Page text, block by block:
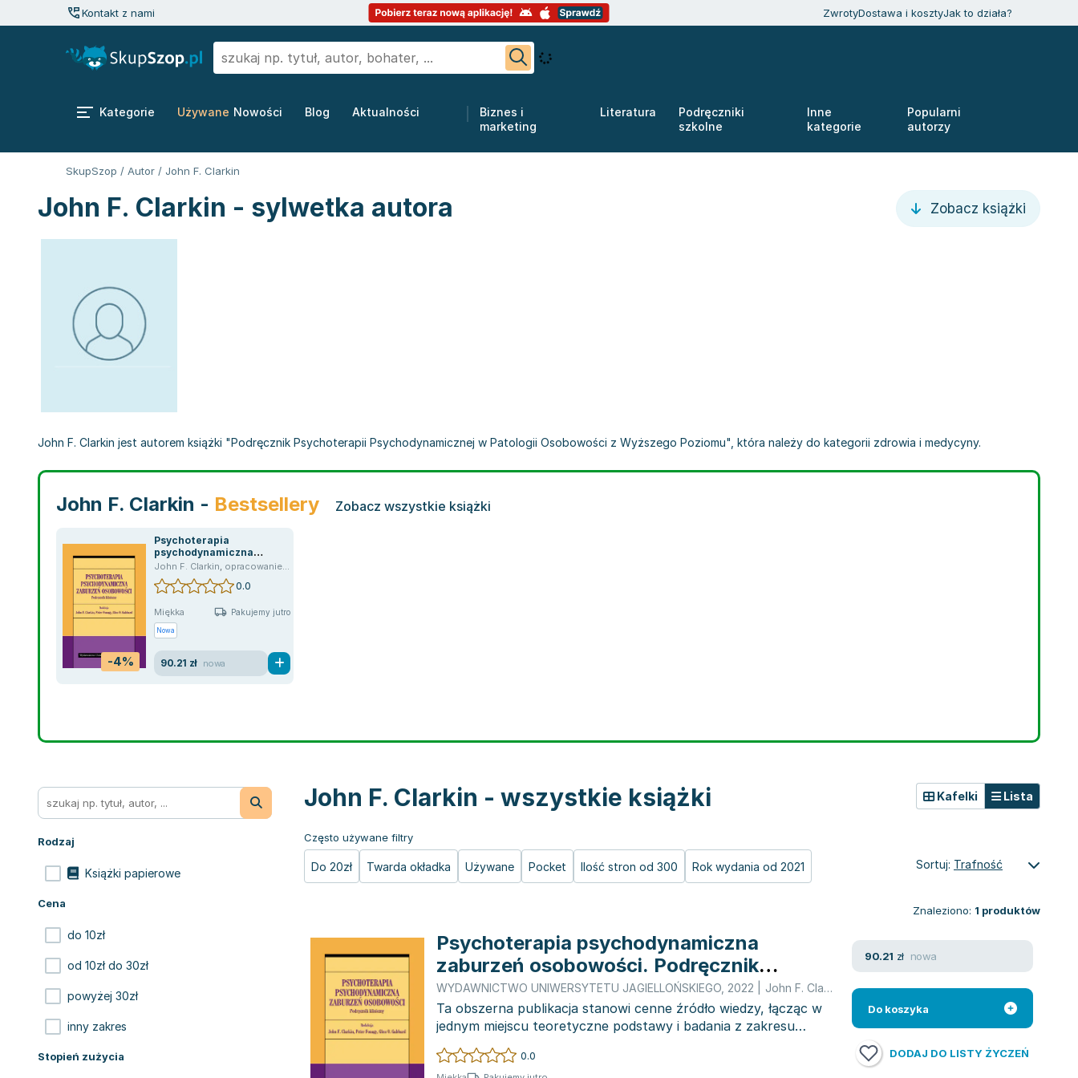
Kontakt z nami ZwrotyDostawa i kosztyJak to działa?
Kategorie Używane Nowości Blog Aktualności
Biznes i
marketing
Literatura
Podręczniki
szkolne
Inne
kategorie
Popularni
autorzy
SkupSzop / Autor / John F. Clarkin
John F. Clarkin - sylwetka autora Zobacz książki
John F. Clarkin jest autorem książki "Podręcznik Psychoterapii Psychodynamicznej w Patologii Osobowości z Wyższego Poziomu", która należy do kategorii zdrowia i medycyny.
John F. Clarkin - Bestsellery Zobacz wszystkie książki
-4%
Psychoterapia
psychodynamiczna
zaburzeń osobowości.
Podręcznik kliniczny
John F. Clarkin, opracowanie zbiorowe
0.0
Miękka Pakujemy jutro
Nowa
90.21 zł nowa
Rodzaj
Książki papierowe
Cena
do 10zł
od 10zł do 30zł
powyżej 30zł
inny zakres
Stopień zużycia
John F. Clarkin - wszystkie książki
Często używane filtry
Do 20zł Twarda okładka Używane Pocket Ilość stron od 300 Rok wydania od 2021
Kafelki Lista
Sortuj: Trafność
Znaleziono: 1 produktów
Psychoterapia psychodynamiczna
zaburzeń osobowości. Podręcznik
kliniczny
WYDAWNICTWO UNIWERSYTETU JAGIELLOŃSKIEGO 2022 John F. Clarkin opracowanie zbiorowe,Glen O. Gabbard
Ta obszerna publikacja stanowi cenne źródło wiedzy, łącząc w
jednym miejscu teoretyczne podstawy i badania z zakresu
psychodynamic...
0.0
90.21 zł nowa
Do koszyka
DODAJ DO LISTY ŻYCZEŃ